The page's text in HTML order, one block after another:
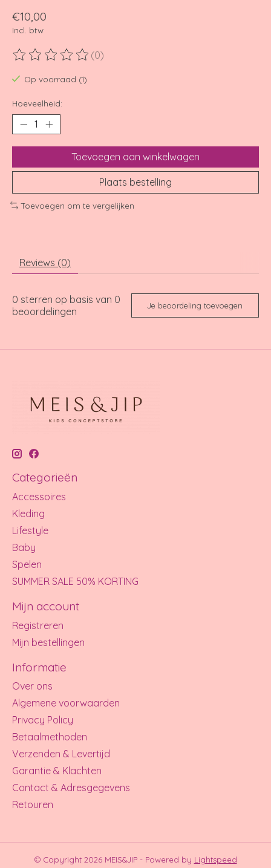
€10,00
Incl. btw
De beoordeling van dit product is
(0)
Op voorraad (1)
Hoeveelheid:
Toevoegen aan winkelwagen
Plaats bestelling
Toevoegen om te vergelijken
Reviews (0)
0 sterren op basis van 0
beoordelingen
Je beoordeling toevoegen
Categorieën
Accessoires
Kleding
Lifestyle
Baby
Spelen
SUMMER SALE 50% KORTING
Mijn account
Registreren
Mijn bestellingen
Informatie
Over ons
Algemene voorwaarden
Privacy Policy
Betaalmethoden
Verzenden & Levertijd
Garantie & Klachten
Contact & Adresgegevens
Retouren
© Copyright 2026 MEIS&JIP - Powered by Lightspeed